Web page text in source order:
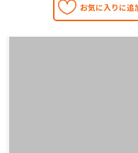
お気に入りに追